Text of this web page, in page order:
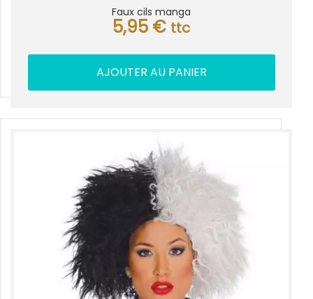
Faux cils manga
5,95 € ttc
AJOUTER AU PANIER